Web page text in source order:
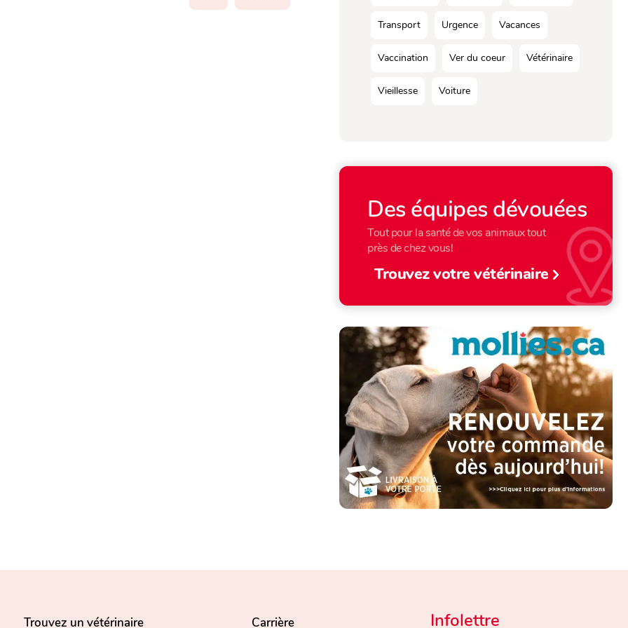
Transport Urgence Vacances
Vaccination Ver du coeur Vétérinaire
Vieillesse Voiture
Des équipes dévouées
Tout pour la santé de vos animaux tout
près de chez vous!
Trouvez votre vétérinaire
Trouvez un vétérinaire Carrière Infolettre